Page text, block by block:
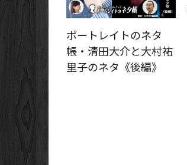
ポートレイトのネタ
帳・清田大介と大村祐
里子のネタ《後編》